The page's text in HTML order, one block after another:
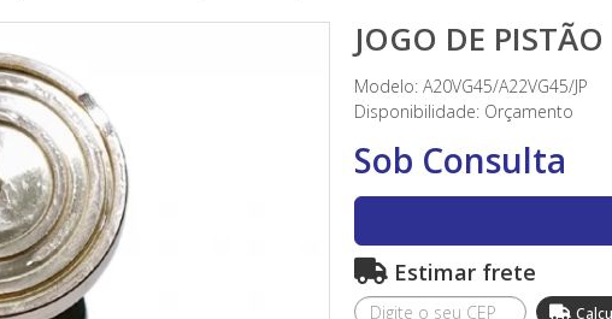
JOGO DE
Modelo: A20VG45/A22VG45/JP
Disponibilidade: Orçamento
Sob Consulta
Estimar frete